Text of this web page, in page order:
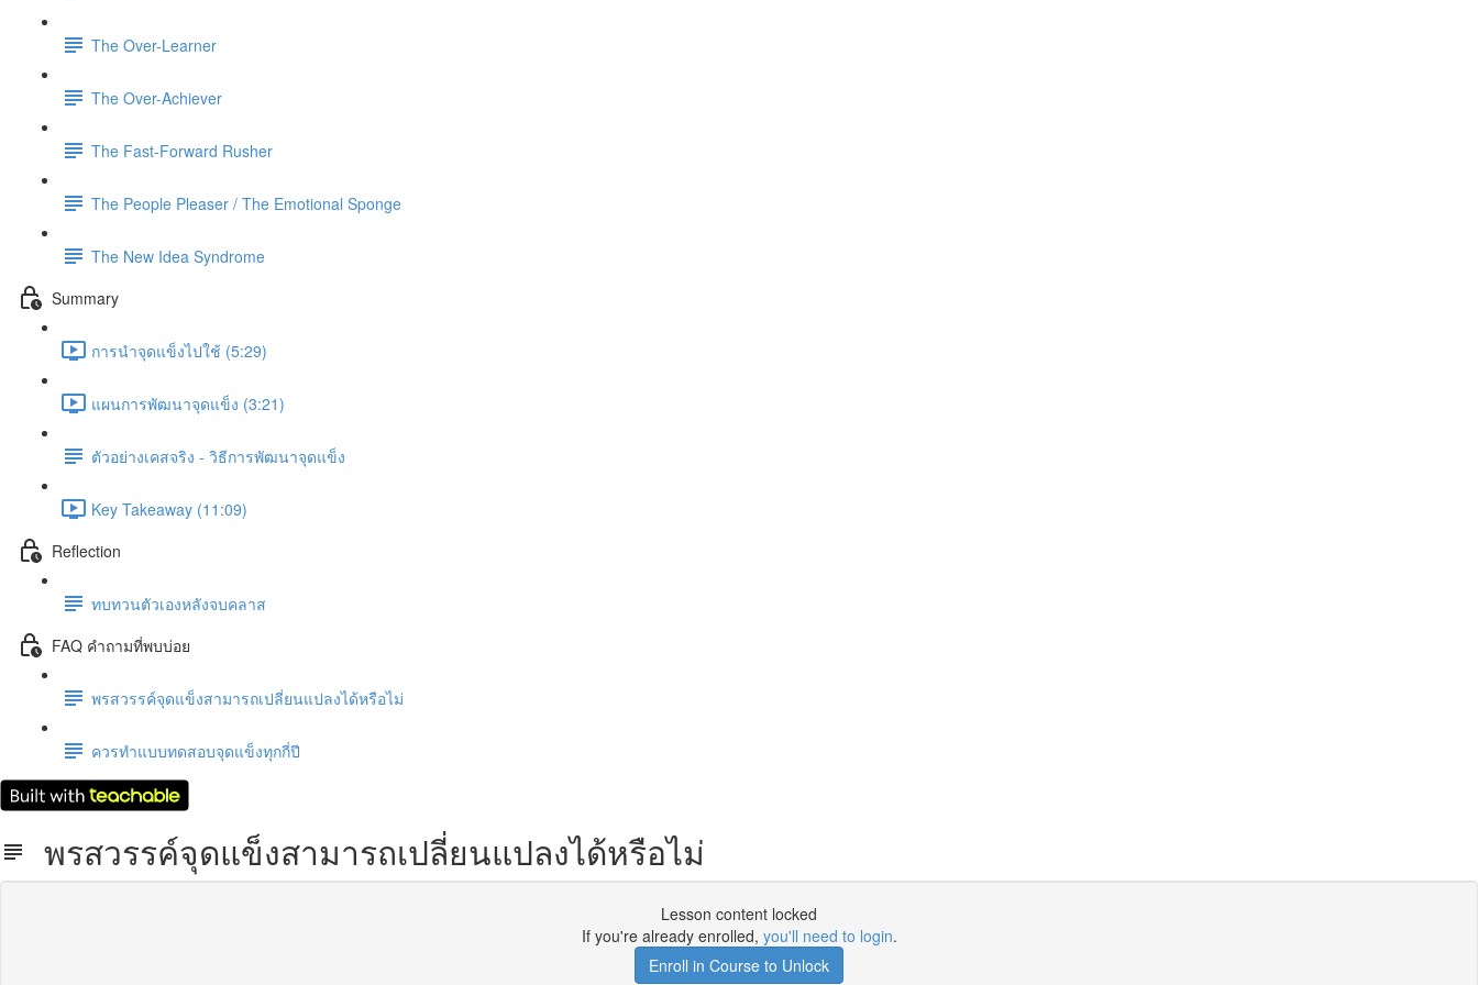
The Over-Learner
The Over-Achiever
The Fast-Forward Rusher
The People Pleaser / The Emotional Sponge
The New Idea Syndrome
Summary
การนำจุดแข็งไปใช้ (5:29)
แผนการพัฒนาจุดแข็ง (3:21)
ตัวอย่างเคสจริง - วิธีการพัฒนาจุดแข็ง
Key Takeaway (11:09)
Reflection
ทบทวนตัวเองหลังจบคลาส
FAQ คำถามที่พบบ่อย
พรสวรรค์จุดแข็งสามารถเปลี่ยนแปลงได้หรือไม่
ควรทำแบบทดสอบจุดแข็งทุกกี่ปี
พรสวรรค์จุดแข็งสามารถเปลี่ยนแปลงได้หรือไม่
Lesson content locked
If you're already enrolled, you'll need to login.
Enroll in Course to Unlock